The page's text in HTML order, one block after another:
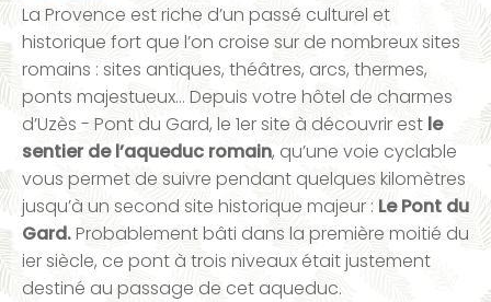
La Provence est riche d’un passé culturel et
historique fort que l’on croise sur de nombreux sites
romains : sites antiques, théâtres, arcs, thermes,
ponts majestueux… Depuis votre hôtel de charmes
d’Uzès - Pont du Gard, le 1er site à découvrir est le
sentier de l’aqueduc romain, qu’une voie cyclable
vous permet de suivre pendant quelques kilomètres
jusqu’à un second site historique majeur : Le Pont du
Gard.Probablement bâti dans la première moitié du
ier siècle, ce pont à trois niveaux était justement
destiné au passage de cet aqueduc.